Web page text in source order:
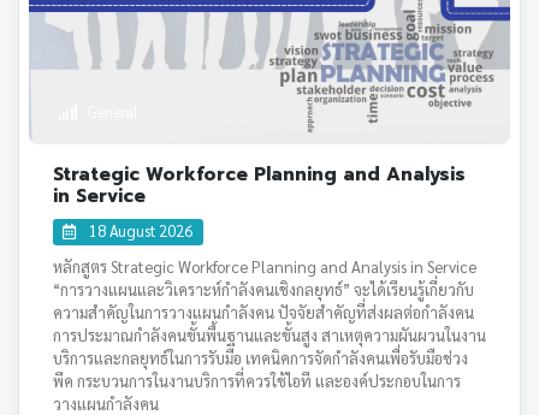
Strategic Workforce Planning and Analysis
in Service
18 August 2026
หลักสูตร Strategic Workforce Planning and Analysis in Service
“การวางแผนและวิเคราะห์กำลังคนเชิงกลยุทธ์” จะได้เรียนรู้เกี่ยวกับ
ความสำคัญในการวางแผนกำลังคน ปัจจัยสำคัญที่ส่งผลต่อกำลังคน
การประมาณกำลังคนขั้นพื้นฐานและขั้นสูง สาเหตุความผันผวนในงาน
บริการและกลยุทธ์ในการรับมือ เทคนิคการจัดกำลังคนเพื่อรับมือช่วง
พีค กระบวนการในงานบริการที่ควรใช้ไอที และองค์ประกอบในการ
วางแผนกำลังคน